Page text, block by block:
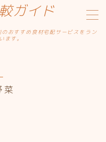
ガイド
おすすめ食材宅配サービスをラン
ます。
表記
菜